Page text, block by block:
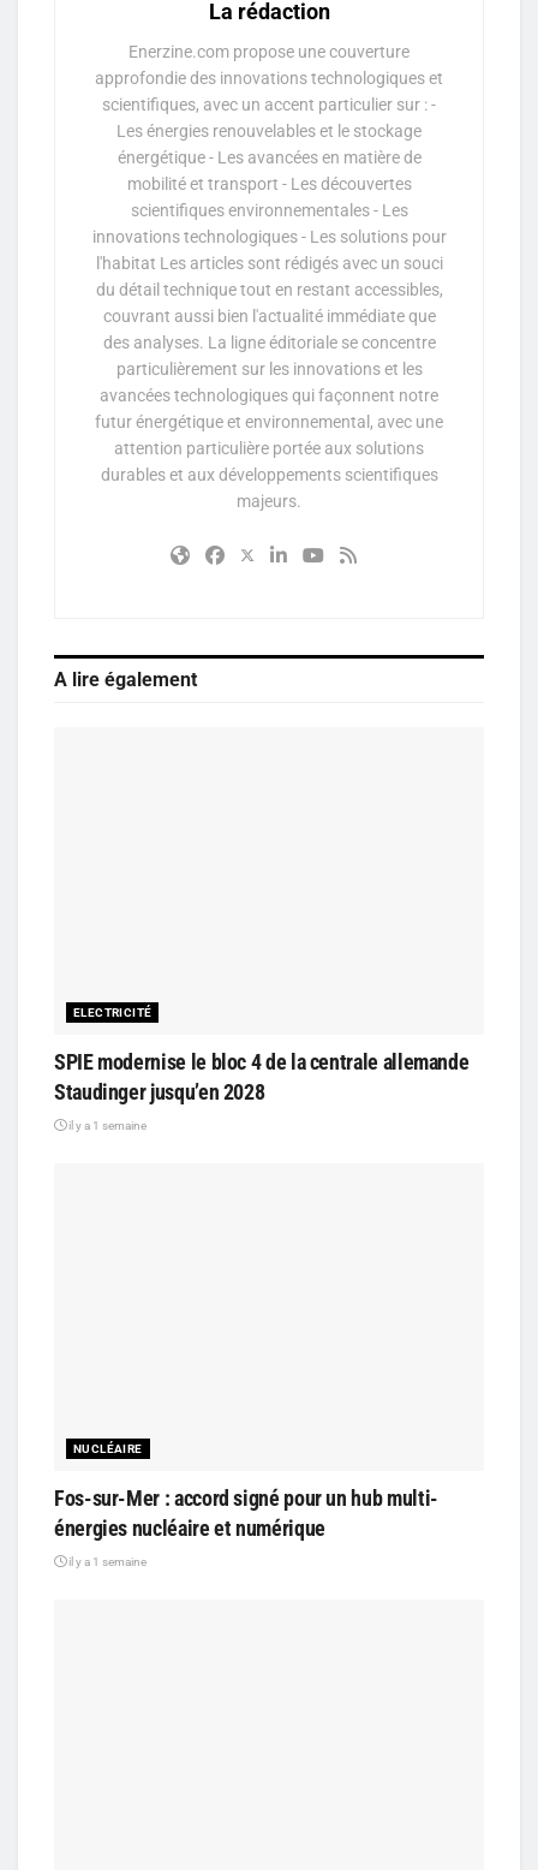
La rédaction
Enerzine.com propose une couverture
approfondie des innovations technologiques et
scientifiques, avec un accent particulier sur : -
Les énergies renouvelables et le stockage
énergétique - Les avancées en matière de
mobilité et transport - Les découvertes
scientifiques environnementales - Les
innovations technologiques - Les solutions pour
l'habitat Les articles sont rédigés avec un souci
du détail technique tout en restant accessibles,
couvrant aussi bien l'actualité immédiate que
des analyses. La ligne éditoriale se concentre
particulièrement sur les innovations et les
avancées technologiques qui façonnent notre
futur énergétique et environnemental, avec une
attention particulière portée aux solutions
durables et aux développements scientifiques
majeurs.
A lire également
ELECTRICITÉ
SPIE modernise le bloc 4 de la centrale allemande
Staudinger jusqu’en 2028
il y a 1 semaine
NUCLÉAIRE
Fos-sur-Mer : accord signé pour un hub multi-
énergies nucléaire et numérique
il y a 1 semaine